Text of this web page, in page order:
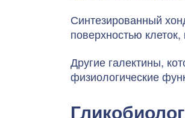
Синтезированный
поверхностью
Другие галектины,
физиологические